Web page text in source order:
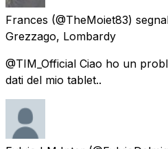
Frances (@TheMoiet83)
Grezzago, Lombardy
@TIM_Official Ciao ho un
dati del mio tablet..